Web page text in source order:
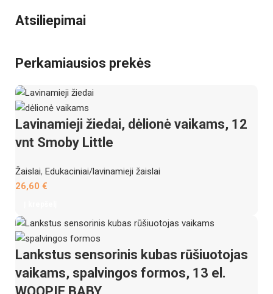
Atsiliepimai
Perkamiausios prekės
Lavinamieji žiedai, dėlionė vaikams, 12
vnt Smoby Little
Žaislai, Edukaciniai/lavinamieji žaislai
26,60 €
Lankstus sensorinis kubas rūšiuotojas
vaikams, spalvingos formos, 13 el.